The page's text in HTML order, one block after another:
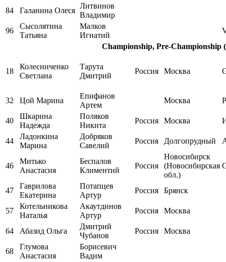
84 Галанина Олеся
Литвинов
Владимир
96
Сысолятина
Татьяна
Малков
Игнатий
Championship, Pre-Championship
18
Колесниченко
Светлана
Тарута
Дмитрий
Россия Москва
32 Цой Марина
Епифанов
Артем
Москва
40
Шкарина
Надежда
Поляков
Никита
Россия Москва
44
Ладонкина
Марина
Добряков
Савелий
Россия Долгопрудный
46
Митько
Анастасия
Беспалов
Климентий
Россия
Новосибирск
(Новосибирская
обл.)
47
Гаврилова
Екатерина
Потапцев
Артур
Россия Брянск
57
Котельникова
Наталья
Акаутдинов
Артур
Россия Москва
64 Абазид Ольга
Дмитрий
Чубанов
Россия Москва
68
Глумова
Анастасия
Борисевич
Вадим